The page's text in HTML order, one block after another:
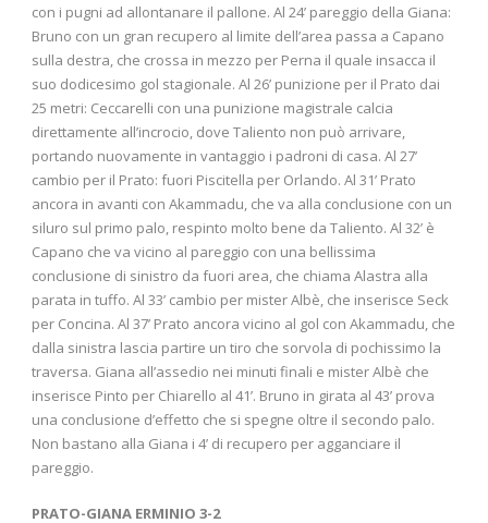
con i pugni ad allontanare il pallone. Al 24’ pareggio della Giana:
Bruno con un gran recupero al limite dell’area passa a Capano
sulla destra, che crossa in mezzo per Perna il quale insacca il
suo dodicesimo gol stagionale. Al 26’ punizione per il Prato dai
25 metri: Ceccarelli con una punizione magistrale calcia
direttamente all’incrocio, dove Taliento non può arrivare,
portando nuovamente in vantaggio i padroni di casa. Al 27’
cambio per il Prato: fuori Piscitella per Orlando. Al 31’ Prato
ancora in avanti con Akammadu, che va alla conclusione con un
siluro sul primo palo, respinto molto bene da Taliento. Al 32’ è
Capano che va vicino al pareggio con una bellissima
conclusione di sinistro da fuori area, che chiama Alastra alla
parata in tuffo. Al 33’ cambio per mister Albè, che inserisce Seck
per Concina. Al 37’ Prato ancora vicino al gol con Akammadu, che
dalla sinistra lascia partire un tiro che sorvola di pochissimo la
traversa. Giana all’assedio nei minuti finali e mister Albè che
inserisce Pinto per Chiarello al 41’. Bruno in girata al 43’ prova
una conclusione d’effetto che si spegne oltre il secondo palo.
Non bastano alla Giana i 4’ di recupero per agganciare il
pareggio.
PRATO-GIANA ERMINIO 3-2